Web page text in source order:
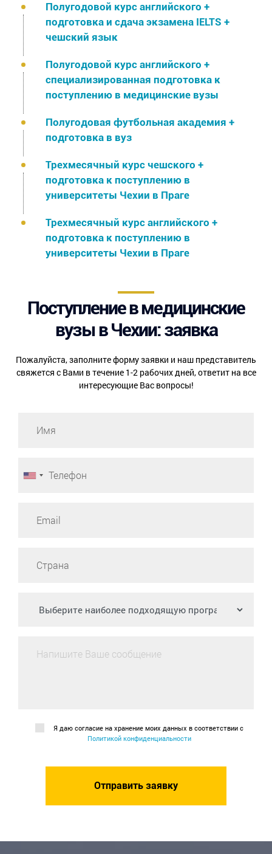
Полугодовой курс английского +
подготовка и сдача экзамена IELTS +
чешский язык
Полугодовой курс английского +
специализированная подготовка к
поступлению в медицинские вузы
Полугодовая футбольная академия +
подготовка в вуз
Трехмесячный курс чешского +
подготовка к поступлению в
университеты Чехии в Праге
Трехмесячный курс английского +
подготовка к поступлению в
университеты Чехии в Праге
Поступление в медицинские
вузы в Чехии: заявка
Пожалуйста, заполните форму заявки и наш представитель
свяжется с Вами в течение 1-2 рабочих дней, ответит на все
интересующие Вас вопросы!
Я даю согласие на хранение моих данных в соответствии с
Политикой конфиденциальности